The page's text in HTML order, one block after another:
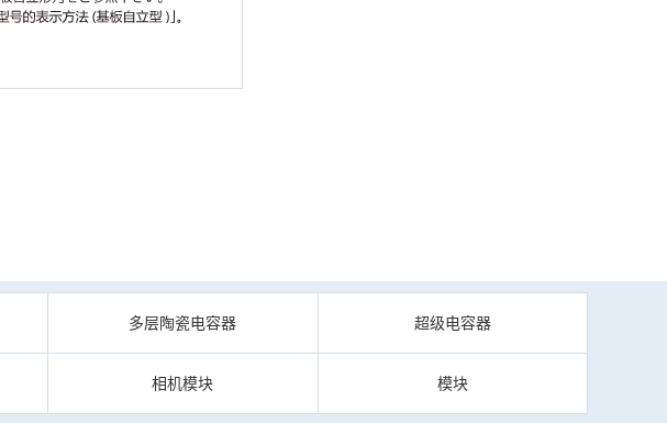
多层陶瓷电容器 超级电容器
相机模块 模块